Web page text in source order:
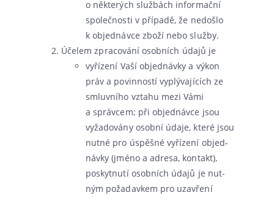
o někte­rých služ­bách infor­mač­ní
spo­leč­nos­ti v pří­pa­dě, že nedo­šlo
k objed­náv­ce zbo­ží nebo služby.
Účelem zpra­co­vá­ní osob­ních úda­jů je
vyří­ze­ní Vaší objed­náv­ky a výkon
práv a povin­nos­tí vyplý­va­jí­cích ze
smluv­ní­ho vzta­hu mezi Vámi
a správ­cem; při objed­náv­ce jsou
vyža­do­vá­ny osob­ní úda­je, kte­ré jsou
nut­né pro úspěš­né vyří­ze­ní objed­
náv­ky (jmé­no a adre­sa, kon­takt),
poskyt­nu­tí osob­ních úda­jů je nut­
ným poža­dav­kem pro uza­vře­ní